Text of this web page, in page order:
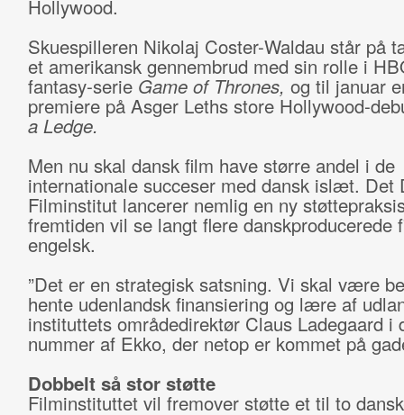
Hollywood.
Skuespilleren Nikolaj Coster-Waldau står på
et amerikansk gennembrud med sin rolle i
fantasy-serie Game of Thrones, og til januar
premiere på Asger Leths store Hollywood-
a Ledge.
Men nu skal dansk film have større andel i de
internationale succeser med dansk islæt. Det
Filminstitut lancerer nemlig en ny
fremtiden vil se langt flere danskproducerede
engelsk.
”Det er en strategisk satsning. Vi skal være
hente udenlandsk finansiering og lære af
instituttets områdedirektør Claus Ladegaard i
nummer af Ekko, der netop er kommet på
Dobbelt så stor støtte
Filminstituttet vil fremover støtte et til to